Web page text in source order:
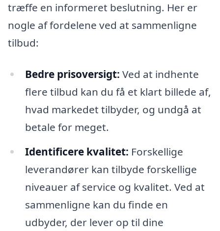
træffe en informeret beslutning. Her er
nogle af fordelene ved at sammenligne
tilbud:
Bedre prisoversigt: Ved at indhente
flere tilbud kan du få et klart billede af,
hvad markedet tilbyder, og undgå at
betale for meget.
Identificere kvalitet: Forskellige
leverandører kan tilbyde forskellige
niveauer af service og kvalitet. Ved at
sammenligne kan du finde en
udbyder, der lever op til dine